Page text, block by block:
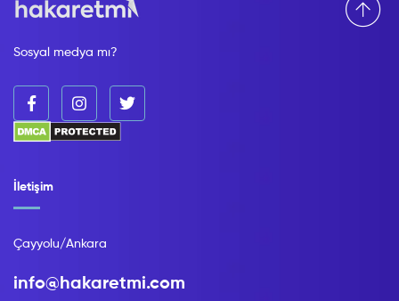
Sosyal medya mı?
İletişim
Çayyolu/Ankara
info@hakaretmi.com